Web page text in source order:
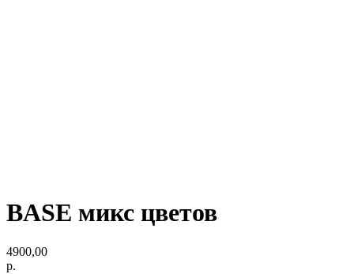
BASE микс цветов
4900,00
р.